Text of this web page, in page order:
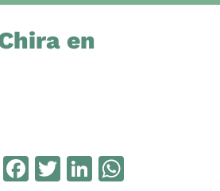
en
Facebook
TwitterLinkedIn